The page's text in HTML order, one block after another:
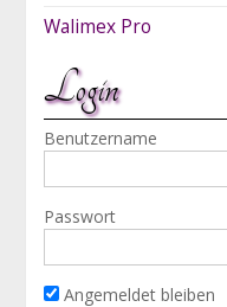
Walimex Pro
Login
Benutzername
Passwort
Angemeldet bleiben